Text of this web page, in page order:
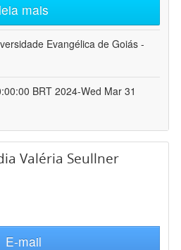
leia mais
Evangélica de Goiás -
BRT 2024-Wed Mar 31
Valéria Seullner
E-mail